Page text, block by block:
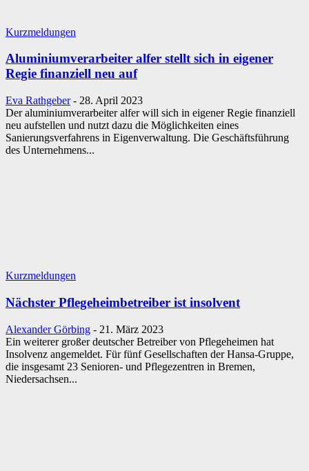
Kurzmeldungen
Aluminiumverarbeiter alfer stellt sich in eigener
Regie finanziell neu auf
Eva Rathgeber - 28. April 2023
Der aluminiumverarbeiter alfer will sich in eigener Regie finanziell
neu aufstellen und nutzt dazu die Möglichkeiten eines
Sanierungsverfahrens in Eigenverwaltung. Die Geschäftsführung
des Unternehmens...
Kurzmeldungen
Nächster Pflegeheimbetreiber ist insolvent
Alexander Görbing - 21. März 2023
Ein weiterer großer deutscher Betreiber von Pflegeheimen hat
Insolvenz angemeldet. Für fünf Gesellschaften der Hansa-Gruppe,
die insgesamt 23 Senioren- und Pflegezentren in Bremen,
Niedersachsen...